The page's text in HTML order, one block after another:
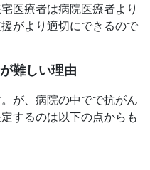
医療者は病院医療者より
がより適切にできるので
難しい理由
が、病院の中でで抗がん
するのは以下の点からも